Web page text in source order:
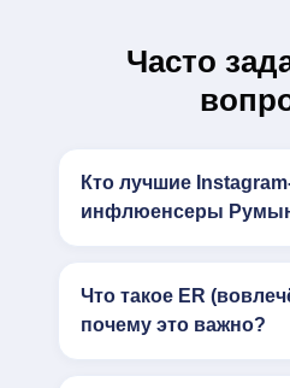
Часто
Кто лучшие
инфлюенсеры
Что такое ER
почему это важно?